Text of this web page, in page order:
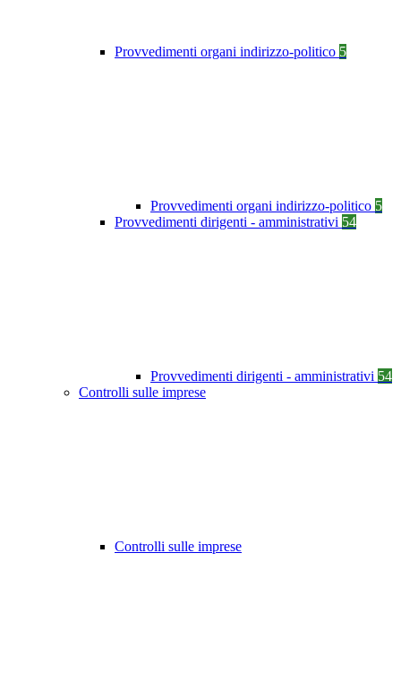
Provvedimenti organi indirizzo-politico 5
Provvedimenti organi indirizzo-politico 5
Provvedimenti dirigenti - amministrativi 54
Provvedimenti dirigenti - amministrativi 54
Controlli sulle imprese
Controlli sulle imprese